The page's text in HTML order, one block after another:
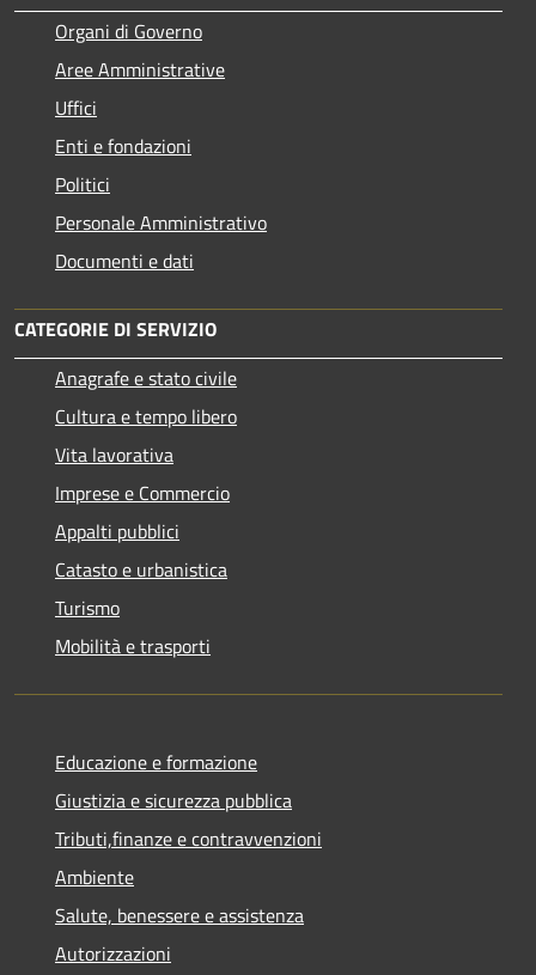
Organi di Governo
Aree Amministrative
Uffici
Enti e fondazioni
Politici
Personale Amministrativo
Documenti e dati
CATEGORIE DI SERVIZIO
Anagrafe e stato civile
Cultura e tempo libero
Vita lavorativa
Imprese e Commercio
Appalti pubblici
Catasto e urbanistica
Turismo
Mobilità e trasporti
Educazione e formazione
Giustizia e sicurezza pubblica
Tributi,finanze e contravvenzioni
Ambiente
Salute, benessere e assistenza
Autorizzazioni